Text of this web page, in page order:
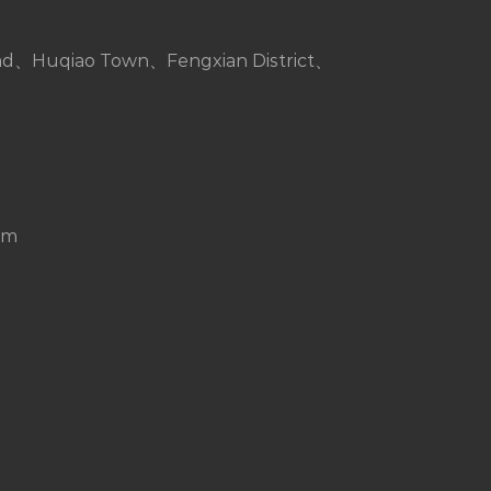
、Huqiao Town、Fengxian District、